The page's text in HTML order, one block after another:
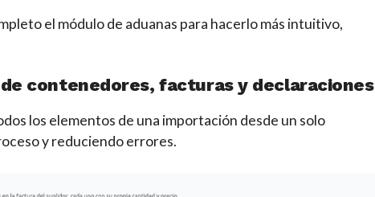
el módulo de aduanas para hacerlo más intuitivo,
contenedores, facturas y declaraciones
los elementos de una importación desde un solo
y reduciendo errores.